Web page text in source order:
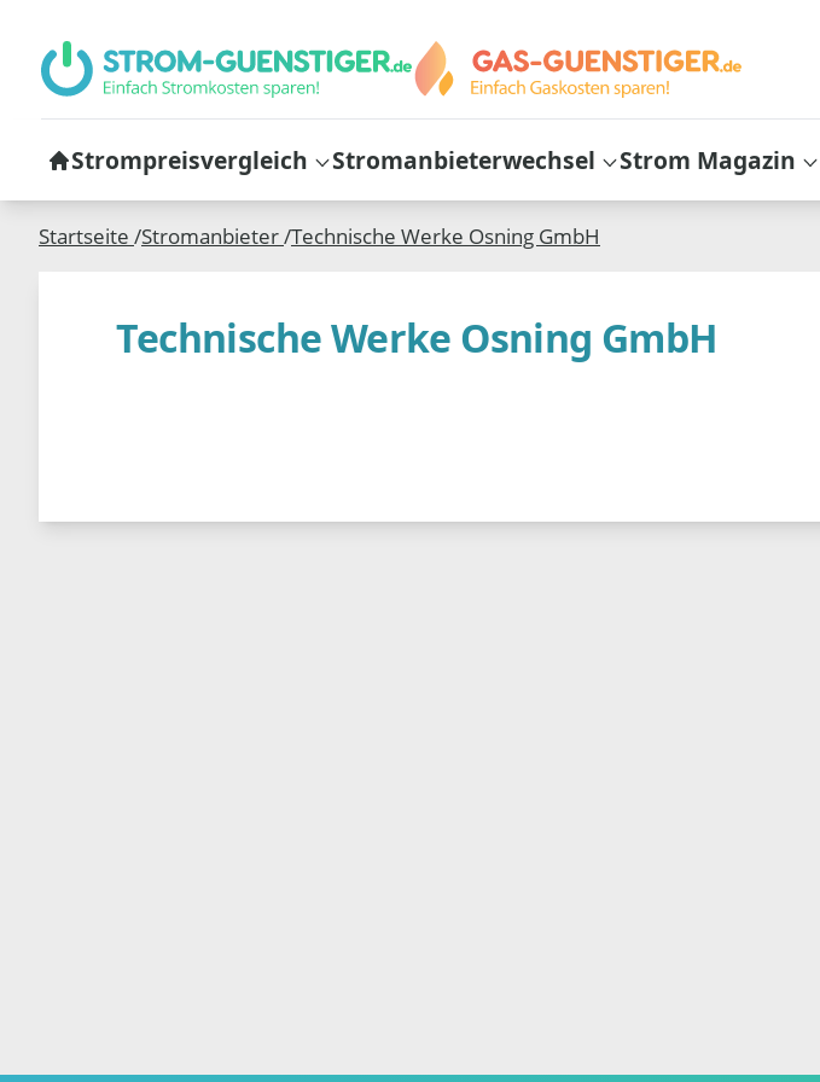
Strompreisvergleich Stromanbieterwechsel Strom Magazin
Startseite /Stromanbieter/Technische Werke Osning GmbH
Technische Werke Osning GmbH